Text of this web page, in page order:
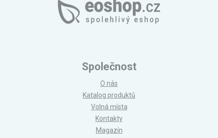
Společnost
O nás
Katalog produktů
Volná místa
Kontakty
Magazín